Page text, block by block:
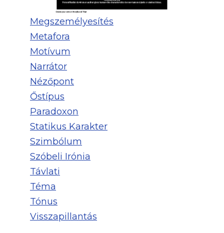
Megszemélyesítés
Metafora
Motívum
Narrátor
Nézőpont
Őstípus
Paradoxon
Statikus Karakter
Szimbólum
Szóbeli Irónia
Távlati
Téma
Tónus
Visszapillantás